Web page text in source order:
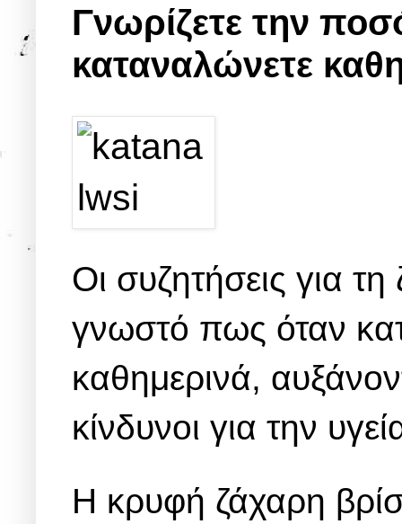
Γνωρίζετε την
καταναλώνετε
Οι συζητήσεις για τη
γνωστό πως όταν
καθημερινά,
κίνδυνοι για την
Η κρυφή ζάχαρη